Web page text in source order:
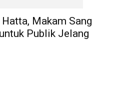
Makam Sang
Publik Jelang